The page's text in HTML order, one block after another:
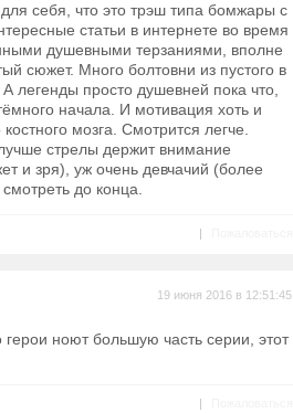
себя, что это трэш типа бомжары с
статьи в интернете во время
душевными терзаниями, вполне
сюжет. Много болтовни из пустого в
легенды просто душевней пока что,
начала. И мотивация хоть и
мозга. Смотрится легче.
стрелы держит внимание
и зря), уж очень девчачий (более
до конца.
|
19 июня 2016 в 12:51:45
герои ноют большую часть серии, этот
|